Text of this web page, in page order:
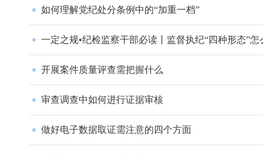
如何理解党纪处分条例中的“加重一档”
一定之规•纪检监察干部必读丨监督执纪“四种形态”怎
开展案件质量评查需把握什么
审查调查中如何进行证据审核
做好电子数据取证需注意的四个方面